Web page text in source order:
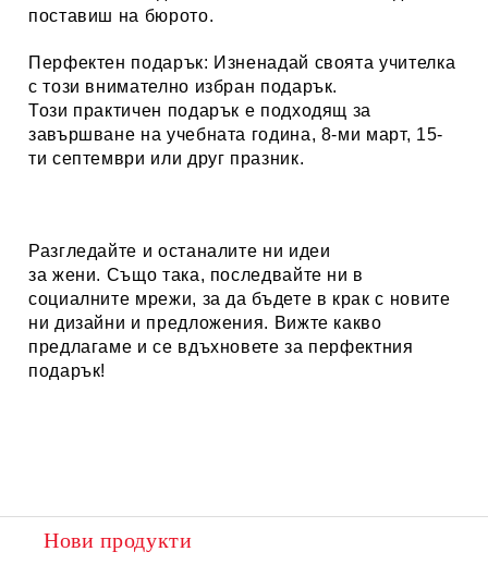
поставиш на бюрото.
Перфектен подарък: Изненадай своята учителка
с този внимателно избран подарък.
Този практичен подарък е подходящ за
завършване на учебната година, 8-ми март, 15-
ти септември или друг празник.
Разгледайте и останалите ни идеи
за жени. Също така, последвайте ни в
социалните мрежи, за да бъдете в крак с новите
ни дизайни и предложения. Вижте какво
предлагаме и се вдъхновете за перфектния
подарък!
Нови продукти